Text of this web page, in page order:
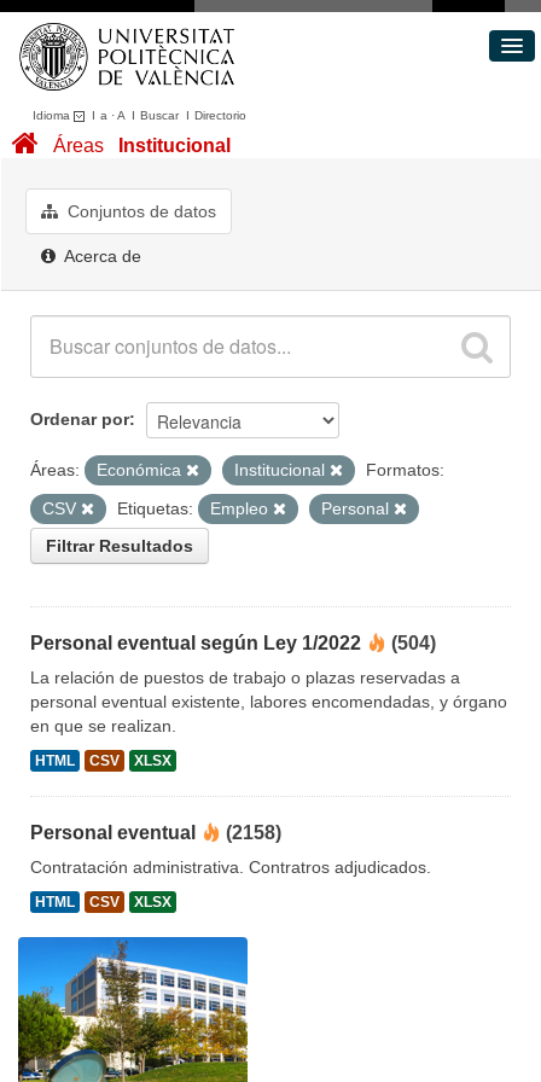
Idioma I a ·A I BuscarI Directorio
Conjuntos de datos
Acerca de
Áreas Institucional
Conjuntos de datos
Acerca de
Ordenar por
Áreas: Económica Institucional
Formatos:
CSV
Etiquetas: Empleo
Personal
Filtrar Resultados
Personal eventual según Ley 1/2022 (504)
La relación de puestos de trabajo o plazas reservadas a
personal eventual existente, labores encomendadas, y órgano
en que se realizan.
HTML CSV XLSX
Personal eventual (2158)
Contratación administrativa. Contratros adjudicados.
HTML CSV XLSX